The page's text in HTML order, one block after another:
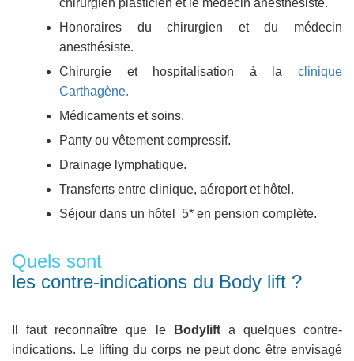
Honoraires du chirurgien et du médecin
anesthésiste.
Chirurgie et hospitalisation à la clinique
Carthagène.
Médicaments et soins.
Panty ou vêtement compressif.
Drainage lymphatique.
Transferts entre clinique, aéroport et hôtel.
Séjour dans un hôtel 5* en pension complète.
Quels sont
les contre-indications du Body lift ?
Il faut reconnaître que le Bodylifta quelques contre-
indications. Le lifting du corps ne peut donc être envisagé